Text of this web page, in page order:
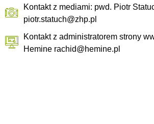
Kontakt z mediami: pwd. Piotr
piotr.statuch@zhp.pl
Kontakt z administratorem strony
Hemine rachid@hemine.pl